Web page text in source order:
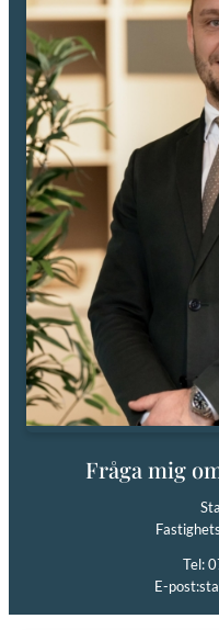
Fråga mig
Tel:
E-post: